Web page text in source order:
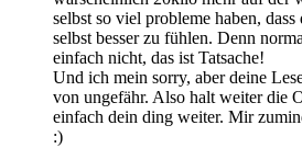
selbst so viel probleme haben,
selbst besser zu fühlen. Denn
einfach nicht, das ist Tatsache!
Und ich mein sorry, aber deine
von ungefähr. Also halt weiter die
einfach dein ding weiter. Mir
:)